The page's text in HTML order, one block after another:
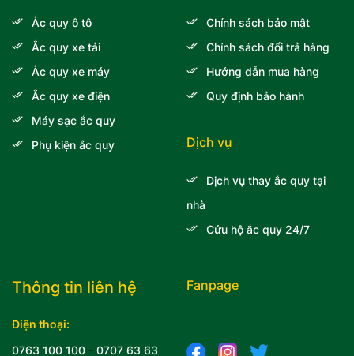
Thông tin liên hệ
Điện thoại:
0763 100 100 - 0707 63 63
Ắc quy ô tô
Ắc quy xe tải
Ắc quy xe máy
Ắc quy xe điện
Máy sạc ắc quy
Phụ kiện ắc quy
Chính sách bảo mật
Chính sách đổi trả hàng
Hướng dẫn mua hàng
Quy định bảo hành
Dịch vụ
Dịch vụ thay ắc quy tại
nhà
Cứu hộ ắc quy 24/7
Fanpage